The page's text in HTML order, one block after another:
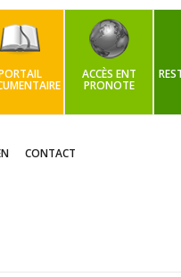
ACCÈS ENT
PRONOTE
CONTACT